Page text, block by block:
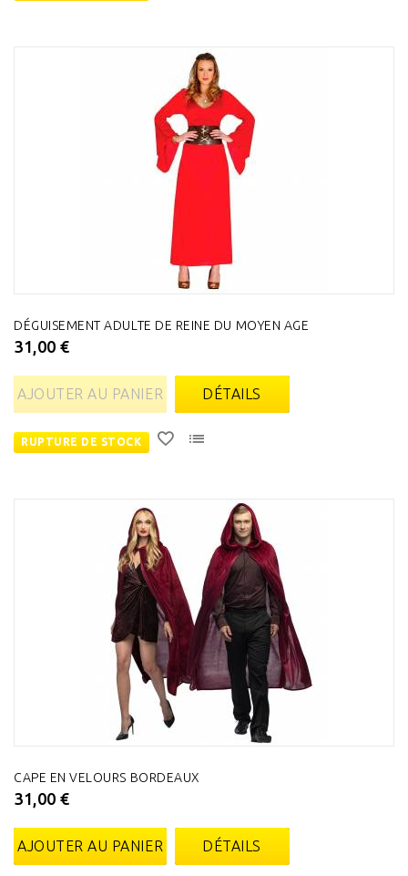
DÉGUISEMENT ADULTE DE REINE DU MOYEN AGE
31,00 €
AJOUTER AU PANIER DÉTAILS
RUPTURE DE STOCK
CAPE EN VELOURS BORDEAUX
31,00 €
AJOUTER AU PANIER DÉTAILS